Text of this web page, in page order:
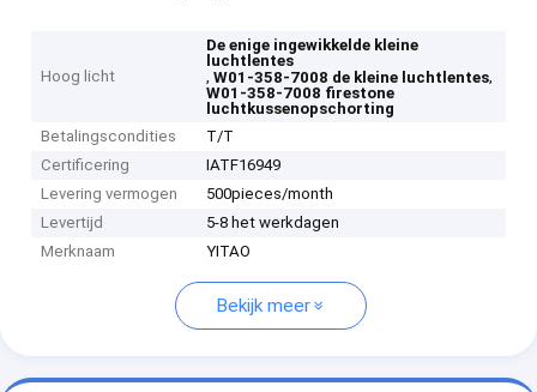
Hoog licht
De enige ingewikkelde kleine
luchtlentes
,W01-358-7008 de kleine luchtlentes,
W01-358-7008 firestone
luchtkussenopschorting
Betalingscondities
T/T
Certificering
IATF16949
Levering vermogen
500pieces/month
Levertijd
5-8 het werkdagen
Merknaam
YITAO
Bekijk meer